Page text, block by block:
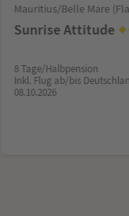
Mauritius/Belle Mare
Sunrise Attitude
8 Tage/Halbpension
Inkl. Flug ab/bis
08.10.2026